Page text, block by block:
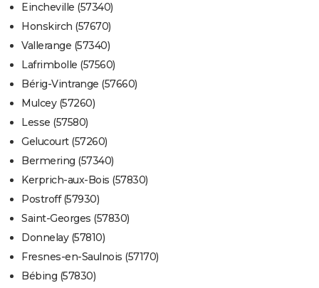
Eincheville (57340)
Honskirch (57670)
Vallerange (57340)
Lafrimbolle (57560)
Bérig-Vintrange (57660)
Mulcey (57260)
Lesse (57580)
Gelucourt (57260)
Bermering (57340)
Kerprich-aux-Bois (57830)
Postroff (57930)
Saint-Georges (57830)
Donnelay (57810)
Fresnes-en-Saulnois (57170)
Bébing (57830)